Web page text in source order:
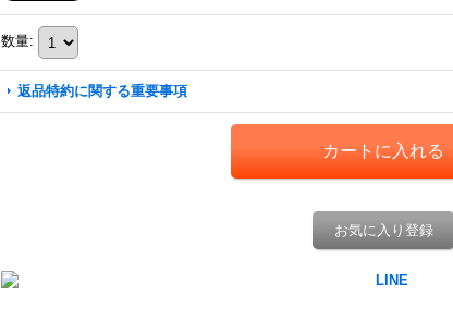
数量:
返品特約に関する重要事項
お気に入り登録